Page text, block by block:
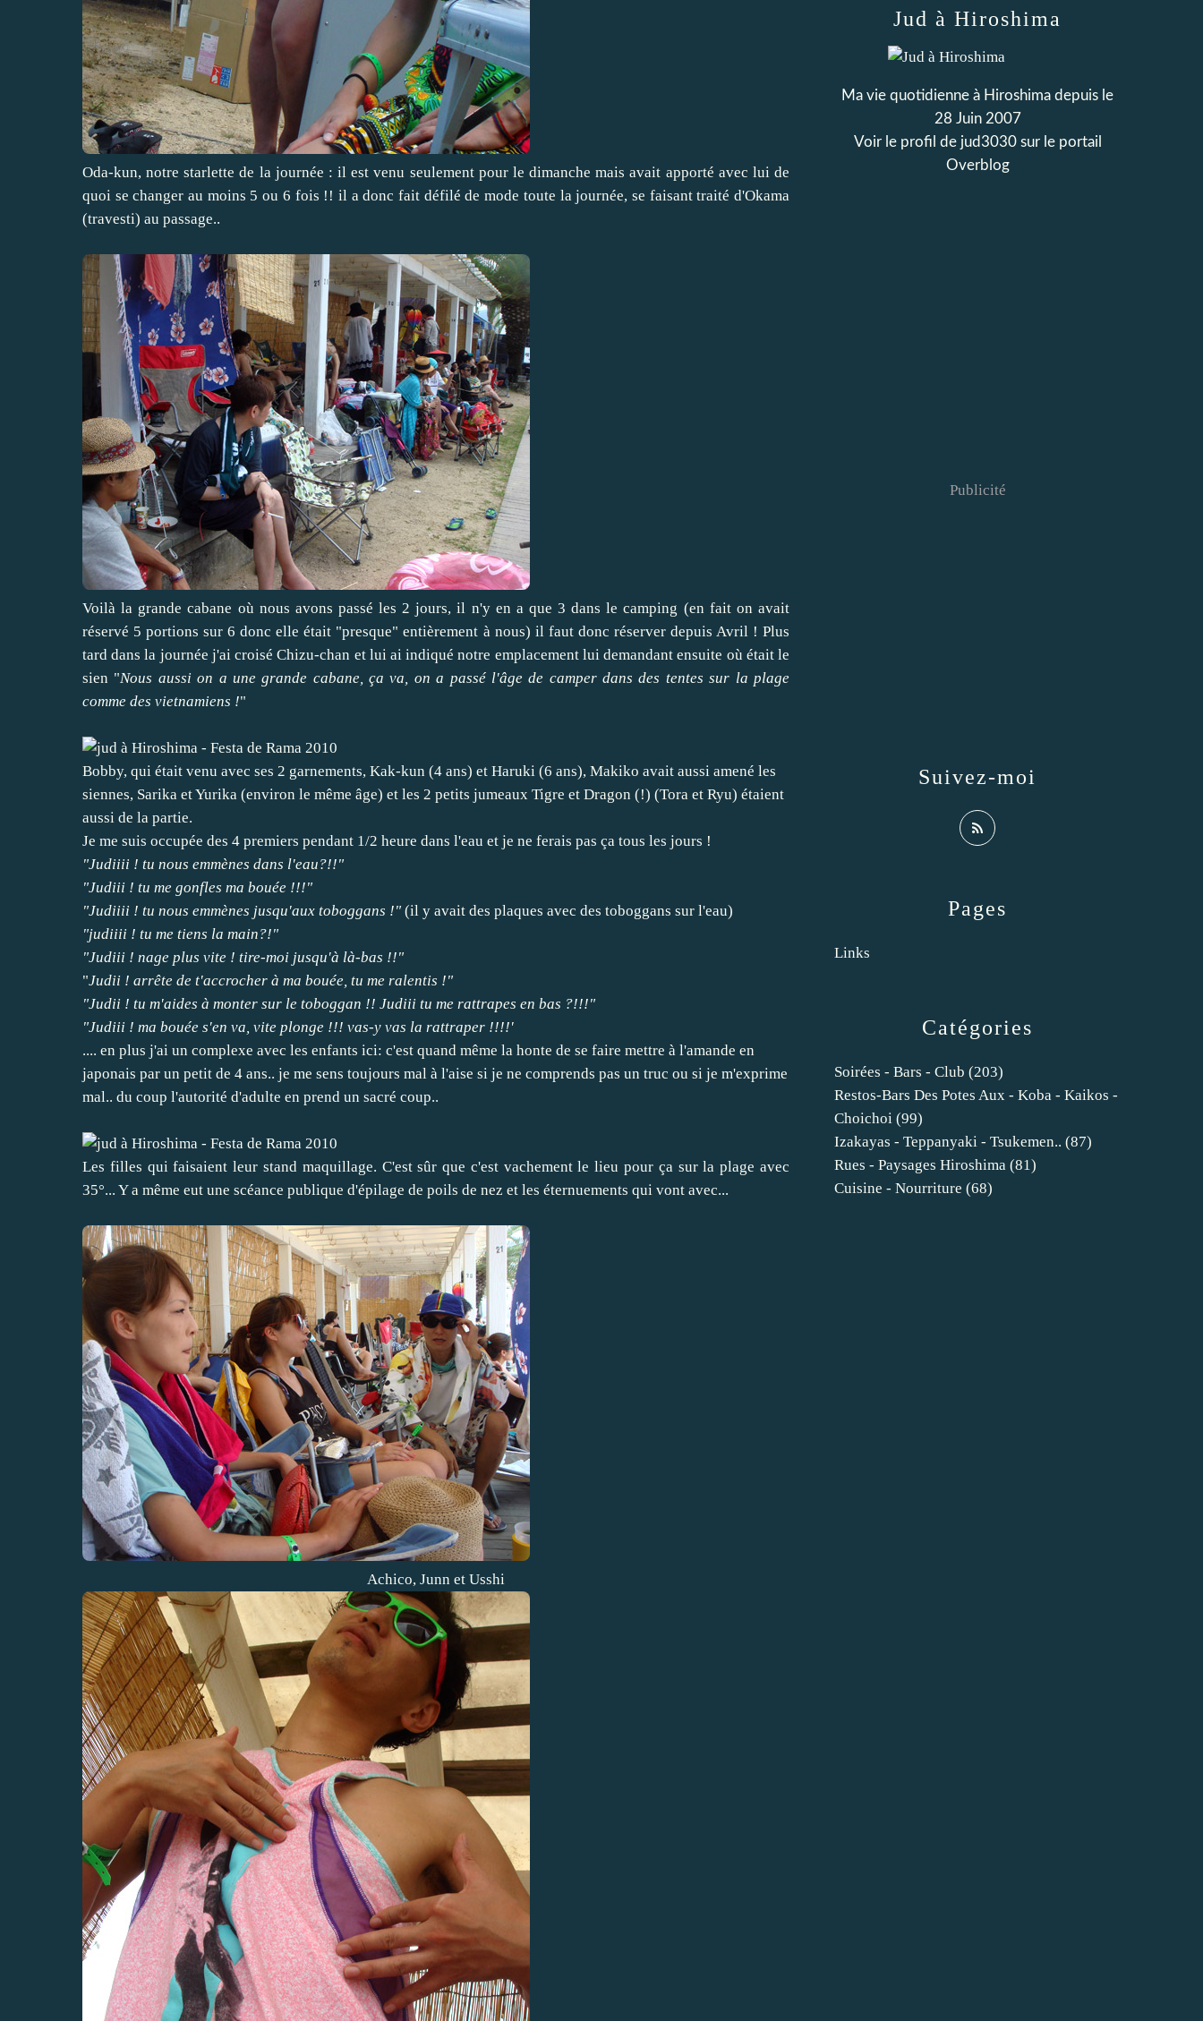
Oda-kun, notre starlette de la journée : il est venu seulement pour le dimanche mais avait apporté avec lui de
quoi se changer au moins 5 ou 6 fois !! il a donc fait défilé de mode toute la journée, se faisant traité d'Okama
(travesti) au passage..
Voilà la grande cabane où nous avons passé les 2 jours, il n'y en a que 3 dans le camping (en fait on avait
réservé 5 portions sur 6 donc elle était "presque" entièrement à nous) il faut donc réserver depuis Avril ! Plus
tard dans la journée j'ai croisé Chizu-chan et lui ai indiqué notre emplacement lui demandant ensuite où était le
sien "Nous aussi on a une grande cabane, ça va, on a passé l'âge de camper dans des tentes sur la plage
comme des vietnamiens !"
Bobby, qui était venu avec ses 2 garnements, Kak-kun (4 ans) et Haruki (6 ans), Makiko avait aussi amené les
siennes, Sarika et Yurika (environ le même âge) et les 2 petits jumeaux Tigre et Dragon (!) (Tora et Ryu) étaient
aussi de la partie.
Je me suis occupée des 4 premiers pendant 1/2 heure dans l'eau et je ne ferais pas ça tous les jours !
"Judiiii ! tu nous emmènes dans l'eau?!!"
"Judiii ! tu me gonfles ma bouée !!!"
"Judiiii ! tu nous emmènes jusqu'aux toboggans !" (il y avait des plaques avec des toboggans sur l'eau)
"judiiii ! tu me tiens la main?!"
"Judiii ! nage plus vite ! tire-moi jusqu'à là-bas !!"
"Judii ! arrête de t'accrocher à ma bouée, tu me ralentis !"
"Judii ! tu m'aides à monter sur le toboggan !! Judiii tu me rattrapes en bas ?!!!"
"Judiii ! ma bouée s'en va, vite plonge !!! vas-y vas la rattraper !!!!'
.... en plus j'ai un complexe avec les enfants ici: c'est quand même la honte de se faire mettre à l'amande en
japonais par un petit de 4 ans.. je me sens toujours mal à l'aise si je ne comprends pas un truc ou si je m'exprime
mal.. du coup l'autorité d'adulte en prend un sacré coup..
Les filles qui faisaient leur stand maquillage. C'est sûr que c'est vachement le lieu pour ça sur la plage avec
35°... Y a même eut une scéance publique d'épilage de poils de nez et les éternuements qui vont avec...
Achico, Junn et Usshi
Catégories
Soirées - Bars - Club (203)
Restos-Bars Des Potes Aux - Koba - Kaikos -
Choichoi (99)
Izakayas - Teppanyaki - Tsukemen.. (87)
Rues - Paysages Hiroshima (81)
Cuisine - Nourriture (68)
Pages
Links
Jud à Hiroshima
Ma vie quotidienne à Hiroshima depuis le
28 Juin 2007
Voir le profil de jud3030sur le portail
Overblog
Suivez-moi
Publicité